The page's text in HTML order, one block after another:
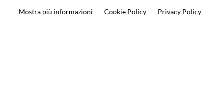
Mostra più informazioni Cookie Policy Privacy Policy